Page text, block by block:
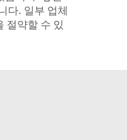
다. 일부 업체
절약할 수 있